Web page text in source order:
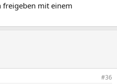
freigeben mit einem
#36